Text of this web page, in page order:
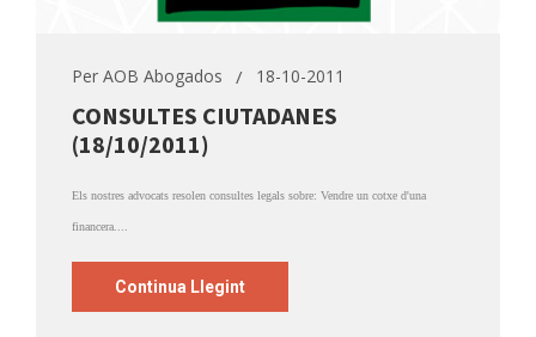
Per AOB Abogados 18-10-2011
CONSULTES CIUTADANES
(18/10/2011)
Els nostres advocats resolen consultes legals sobre: Vendre un cotxe d'una
financera....
Continua Llegint